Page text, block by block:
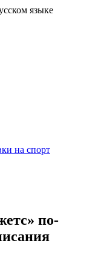
языке
на спорт
по-